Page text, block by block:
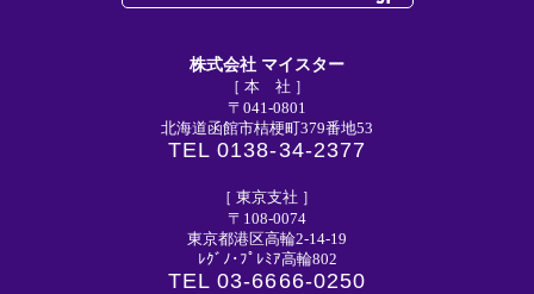
株式会社 マイスター
［ 本 社 ］
〒041-0801
北海道函館市桔梗町379番地53
TEL 0138-34-2377
［ 東京支社 ］
〒108-0074
東京都港区高輪2-14-19
ﾚｸﾞﾉ･ﾌﾟﾚﾐｱ高輪802
TEL 03-6666-0250